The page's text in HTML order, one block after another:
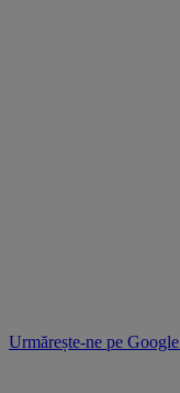
Urmărește-ne pe